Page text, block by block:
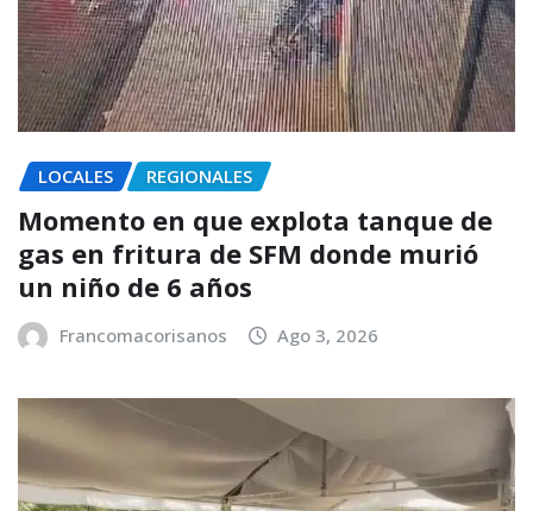
LOCALES REGIONALES
Momento en que explota tanque de
gas en fritura de SFM donde murió
un niño de 6 años
Francomacorisanos Ago 3, 2026